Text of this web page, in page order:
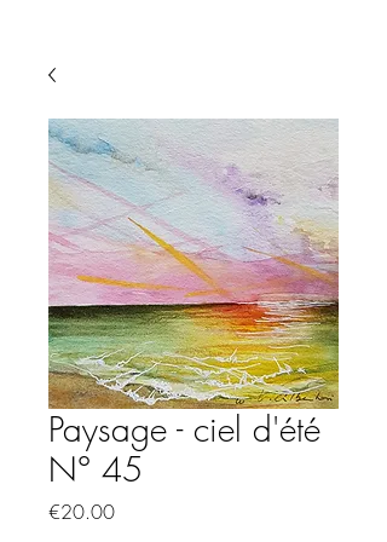
Paysage - ciel d'été
N° 45
€20.00Price